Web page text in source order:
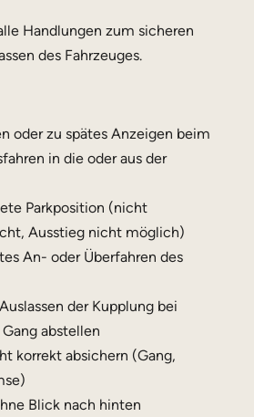
Handlungen zum sicheren
des Fahrzeuges.
oder zu spätes Anzeigen beim
in die oder aus der
Parkposition (nicht
Ausstieg nicht möglich)
An- oder Überfahren des
der Kupplung bei
abstellen
korrekt absichern (Gang,
Blick nach hinten